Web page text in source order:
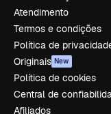
Atendimento
Termos e condições
Política de
Originais New
Política de cookies
Central de
Afiliados